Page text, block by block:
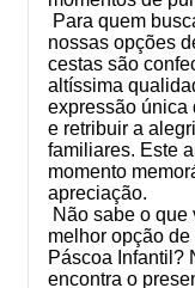
Para quem
nossas opções
cestas são
altíssima
expressão única
e retribuir a
familiares. Este
momento
apreciação.
Não sabe o que
melhor opção
Páscoa Infantil?
encontra o